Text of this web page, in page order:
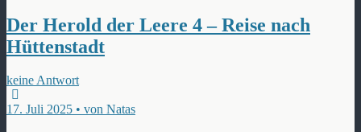
Der Herold der Leere 4 – Reise nach
Hüttenstadt
keine Antwort
17. Juli 2025 • von Natas